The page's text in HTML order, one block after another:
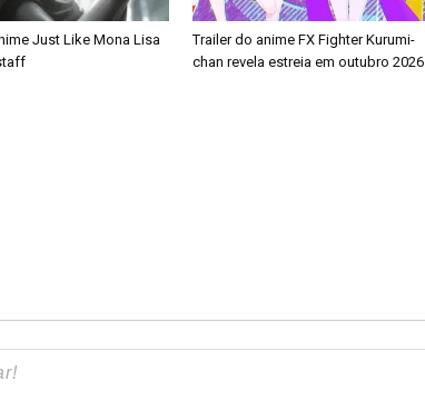
Just Like Mona Lisa
Trailer do anime FX Fighter Kurumi-
chan revela estreia em outubro 2026